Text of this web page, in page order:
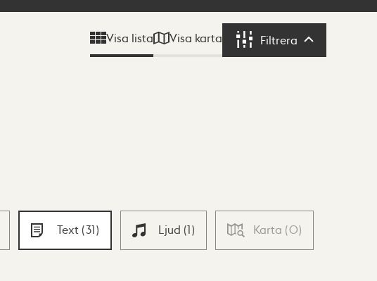
Visa lista Visa karta Filtrera Filtrera
Text (31) Ljud (1) Karta (0)